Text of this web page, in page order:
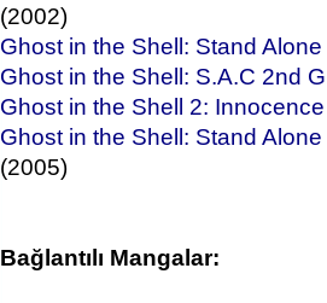
(2002)
Ghost in the Shell: Stand
Ghost in the Shell: S.A.C 2nd
Ghost in the Shell 2: Innocence
Ghost in the Shell: Stand
(2005)
Bağlantılı Mangalar: